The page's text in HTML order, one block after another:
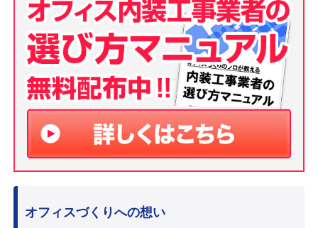
オフィスづくりへの想い